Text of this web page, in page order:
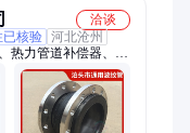
洽谈
已核验 河北沧州
热力管道补偿器、非
金属软连接、电动风
软管、橡胶补偿器、
金属膨胀节、不锈钢